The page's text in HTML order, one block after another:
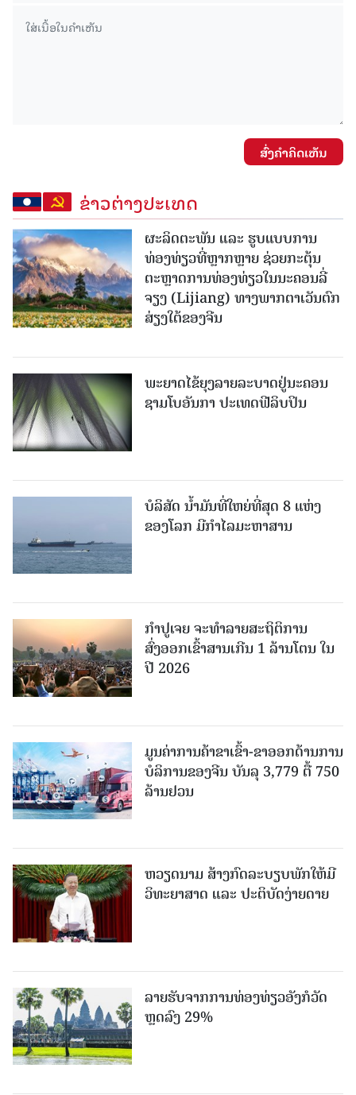
ສົ່ງຄໍາຄິດເຫັນ
ຂ່າວຕ່າງປະເທດ
ຜະລິດຕະພັນ ແລະ ຮູບແບບການ
ທ່ອງທ່ຽວທີ່ຫຼາກຫຼາຍ ຊ່ວຍກະຕຸ້ນ
ຕະຫຼາດການທ່ອງທ່ຽວໃນນະຄອນລີ່
ຈຽງ (Lijiang) ທາງພາກຕາເວັນຕົກ
ສ່ຽງໃຕ້ຂອງຈີນ
ພະຍາດໄຂ້ຍຸງລາຍລະບາດຢູ່ນະຄອນ
ຊາມໂບ​ອັນກາ ປະເທດຟີລິບປິນ
ບໍລິສັດ ນ້ຳມັນທີ່ໃຫຍ່ທີ່ສຸດ 8 ແຫ່ງ
ຂອງໂລກ ມີກຳໄລມະຫາສານ
ກຳປູເຈຍ ຈະທຳລາຍສະຖິຕິການ
ສົ່ງອອກເຂົ້າສານເກີນ 1 ລ້ານໂຕນ ໃນ
ປີ 2026
ມູນຄ່າການຄ້າຂາເຂົ້າ-ຂາອອກດ້ານການ
ບໍລິການຂອງຈີນ ບັນລຸ 3,779 ຕື້ 750
ລ້ານຢວນ
ຫວຽດນາມ ສ້າງກົດລະບຽບພັກໃຫ້ມີ
ວິທະຍາສາດ ແລະ ປະຕິບັດງ່າຍດາຍ
ລາຍຮັບຈາກການທ່ອງທ່ຽວອັງກໍວັດ
ຫຼດລົງ 29%